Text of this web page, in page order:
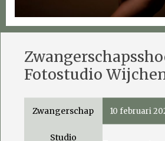
Fotostudio
10 februari
Zwangerschap
Studio